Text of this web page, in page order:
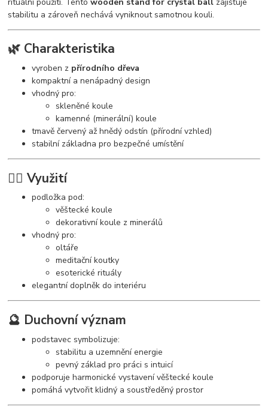
stabilitu a zároveň nechává vyniknout samotnou kouli.
🌿 Charakteristika
vyroben z přírodního dřeva
kompaktní a nenápadný design
vhodný pro:
skleněné koule
kamenné (minerální) koule
tmavě červený až hnědý odstín (přírodní vzhled)
stabilní základna pro bezpečné umístění
🧘‍♀️ Využití
podložka pod:
věštecké koule
dekorativní koule z minerálů
vhodný pro:
oltáře
meditační koutky
esoterické rituály
elegantní doplněk do interiéru
🔮 Duchovní význam
podstavec symbolizuje:
stabilitu a uzemnění energie
pevný základ pro práci s intuicí
podporuje harmonické vystavení věštecké koule
pomáhá vytvořit klidný a soustředěný prostor